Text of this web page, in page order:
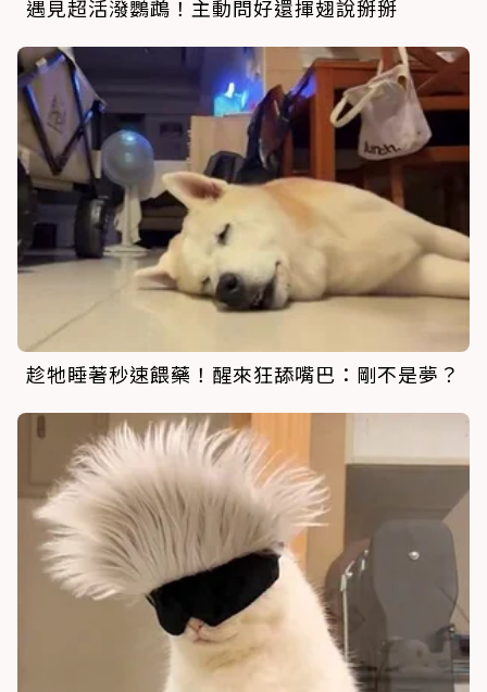
遇見超活潑鸚鵡！主動問好還揮翅說掰掰
趁牠睡著秒速餵藥！醒來狂舔嘴巴：剛不是夢？